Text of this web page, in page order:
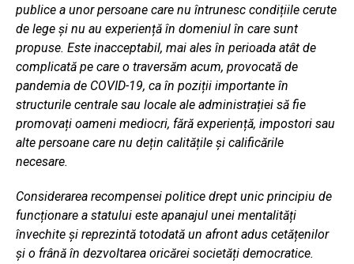
publice a unor persoane care nu întrunesc condițiile cerute
de lege și nu au experiență în domeniul în care sunt
propuse. Este inacceptabil, mai ales în perioada atât de
complicată pe care o traversăm acum, provocată de
pandemia de COVID-19, ca în poziții importante în
structurile centrale sau locale ale administrației să fie
promovați oameni mediocri, fără experiență, impostori sau
alte persoane care nu dețin calitățile și calificările
necesare.
Considerarea recompensei politice drept unic principiu de
funcționare a statului este apanajul unei mentalități
învechite și reprezintă totodată un afront adus cetățenilor
și o frână în dezvoltarea oricărei societăți democratice.